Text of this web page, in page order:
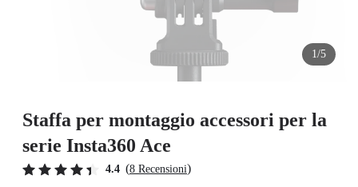
1/5
Staffa per montaggio accessori per la
serie Insta360 Ace
4.4 (8 Recensioni)